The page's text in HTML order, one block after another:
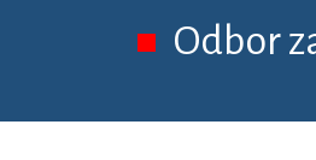
Odbor